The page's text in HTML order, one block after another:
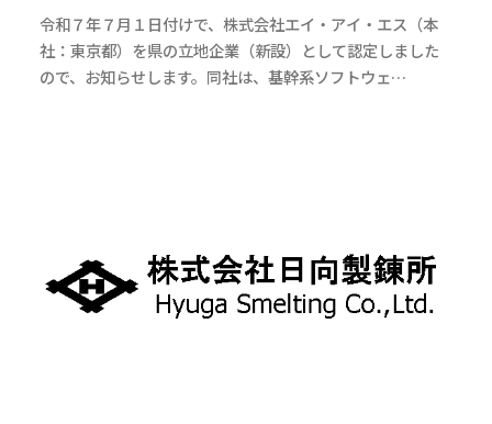
令和７年７月１日付けで、株式会社エイ・アイ・エス（本
社：東京都）を県の立地企業（新設）として認定しました
ので、お知らせします。同社は、基幹系ソフトウェ…